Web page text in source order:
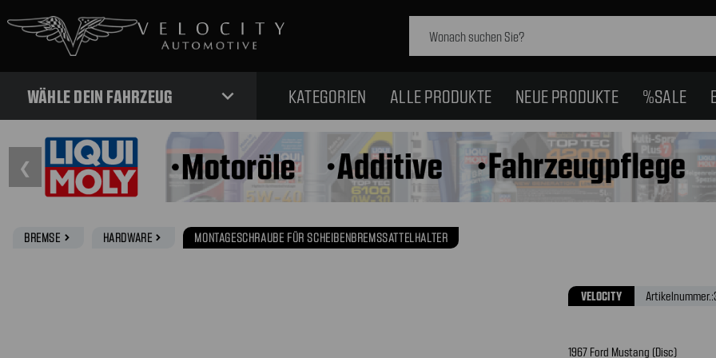
WÄHLE DEIN FAHRZEUG expand_more KATEGORIEN ALLE PRODUKTE NEUE PRODUKTE %SALE
❮
BREMSE navigate_next HARDWARE navigate_next MONTAGESCHRAUBE FÜR SCHEIBENBREMSSATTELHALTER
VELOCITY Artikelnummer.:
1967 Ford Mustang (Disc)